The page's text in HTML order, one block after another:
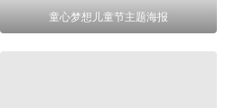
童心梦想儿童节主题海报